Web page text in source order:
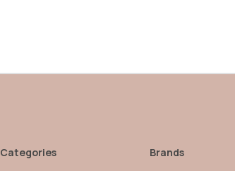
Categories Brands